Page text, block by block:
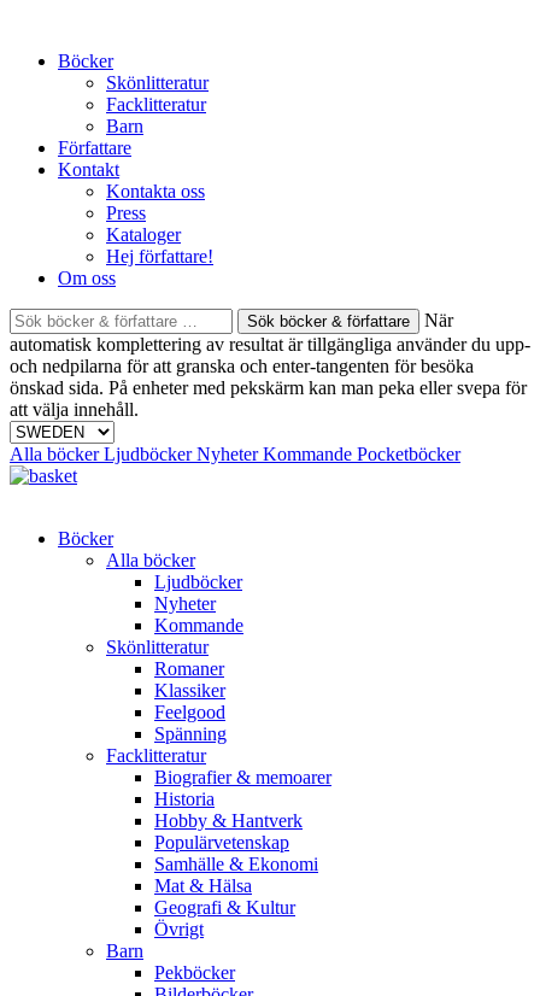
contentBöcker
Skönlitteratur
Facklitteratur
Barn
Författare
Kontakt
Kontakta oss
Press
Kataloger
Hej författare!
Om oss
Sök
böcker
&
författare
efter:
När
automatisk komplettering av resultat är tillgängliga använder du upp-
och nedpilarna för att granska och enter-tangenten för besöka
önskad sida. På enheter med pekskärm kan man peka eller svepa för
att välja innehåll.
Alla böckerLjudböckerNyheterKommande Pocketböcker
Böcker
Alla böcker
Ljudböcker
Nyheter
Kommande
Skönlitteratur
Romaner
Klassiker
Feelgood
Spänning
Facklitteratur
Biografier & memoarer
Historia
Hobby & Hantverk
Populärvetenskap
Samhälle & Ekonomi
Mat & Hälsa
Geografi & Kultur
Övrigt
Barn
Pekböcker